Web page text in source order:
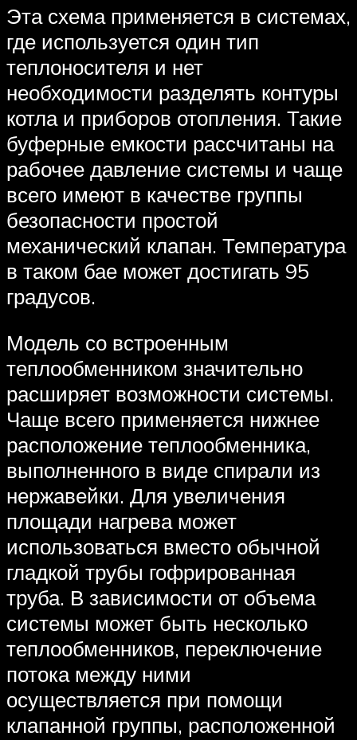
Эта схема применяется в системах,
где используется один тип
теплоносителя и нет
необходимости разделять контуры
котла и приборов отопления. Такие
буферные емкости рассчитаны на
рабочее давление системы и чаще
всего имеют в качестве группы
безопасности простой
механический клапан. Температура
в таком бае может достигать 95
градусов.
Модель со встроенным
теплообменником значительно
расширяет возможности системы.
Чаще всего применяется нижнее
расположение теплообменника,
выполненного в виде спирали из
нержавейки. Для увеличения
площади нагрева может
использоваться вместо обычной
гладкой трубы гофрированная
труба. В зависимости от объема
системы может быть несколько
теплообменников, переключение
потока между ними
осуществляется при помощи
клапанной группы, расположенной